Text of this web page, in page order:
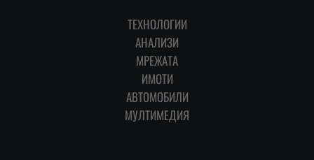
ТЕХНОЛОГИИ
АНАЛИЗИ
МРЕЖАТА
ИМОТИ
АВТОМОБИЛИ
МУЛТИМЕДИЯ